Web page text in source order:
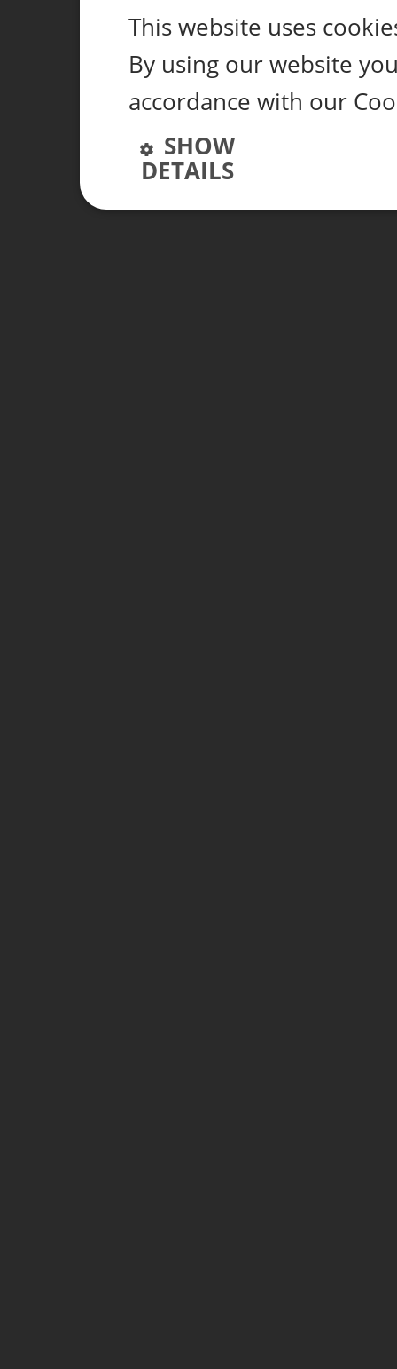
This website uses
By using our website
accordance with our
SHOW
DETAILS